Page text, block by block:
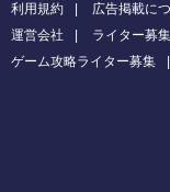
利用規約
広告掲載に
運営会社
ライター募集
ゲーム攻略ライター募集